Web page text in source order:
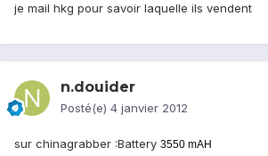
je mail hkg pour savoir laquelle ils vendent
n.douider
Posté(e) 4 janvier 2012
sur chinagrabber :Battery 3550 mAH